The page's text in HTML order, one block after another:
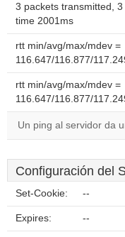
3 packets transmitted,
time 2001ms
rtt min/avg/max/mdev =
116.647/116.877/
rtt min/avg/max/mdev =
116.647/116.877/
Un ping al servidor da
Configuración del
Set-Cookie: --
Expires: --